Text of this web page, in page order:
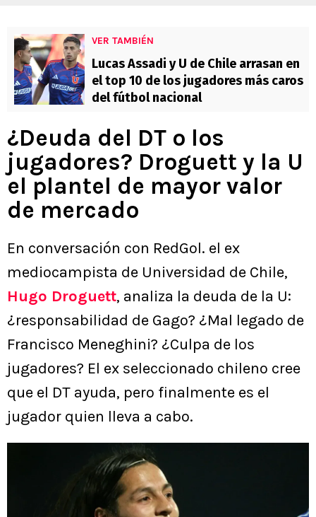
VER TAMBIÉN
Lucas Assadi y U de Chile arrasan en
el top 10 de los jugadores más caros
del fútbol nacional
¿Deuda del DT o los
jugadores? Droguett y la U
el plantel de mayor valor
de mercado
En conversación con RedGol. el ex
mediocampista de Universidad de Chile,
Hugo Droguett, analiza la deuda de la U:
¿responsabilidad de Gago? ¿Mal legado de
Francisco Meneghini? ¿Culpa de los
jugadores? El ex seleccionado chileno cree
que el DT ayuda, pero finalmente es el
jugador quien lleva a cabo.